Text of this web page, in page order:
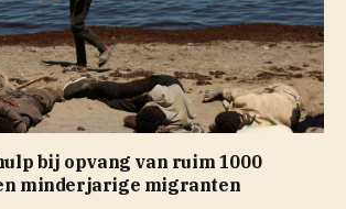
bij opvang van ruim 1000
minderjarige migranten